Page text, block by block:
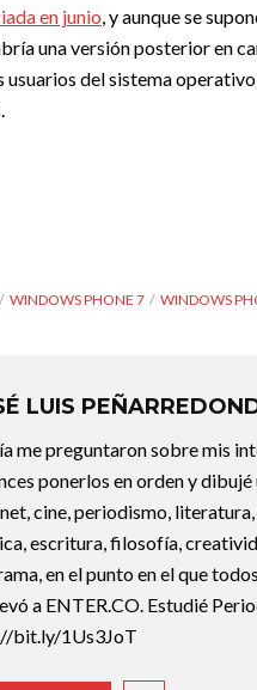
en junio, y aunque se
una versión posterior en
usuarios del sistema
WINDOWS PHONE 7 WINDOWS
LUIS
me preguntaron sobre mis
ponerlos en orden y
cine, periodismo,
escritura, filosofía,
en el punto en el que
a ENTER.CO. Estudié
bit.ly/1Us3JoT